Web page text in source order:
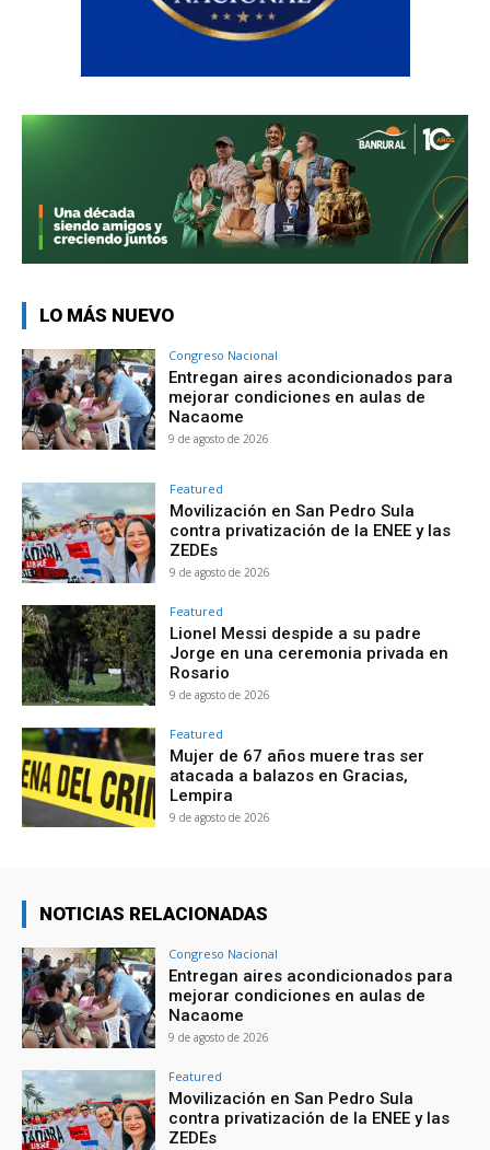
LO MÁS NUEVO
Congreso Nacional
Entregan aires acondicionados para
mejorar condiciones en aulas de
Nacaome
9 de agosto de 2026
Featured
Movilización en San Pedro Sula
contra privatización de la ENEE y las
ZEDEs
9 de agosto de 2026
Featured
Lionel Messi despide a su padre
Jorge en una ceremonia privada en
Rosario
9 de agosto de 2026
Featured
Mujer de 67 años muere tras ser
atacada a balazos en Gracias,
Lempira
9 de agosto de 2026
NOTICIAS RELACIONADAS
Congreso Nacional
Entregan aires acondicionados para
mejorar condiciones en aulas de
Nacaome
9 de agosto de 2026
Featured
Movilización en San Pedro Sula
contra privatización de la ENEE y las
ZEDEs